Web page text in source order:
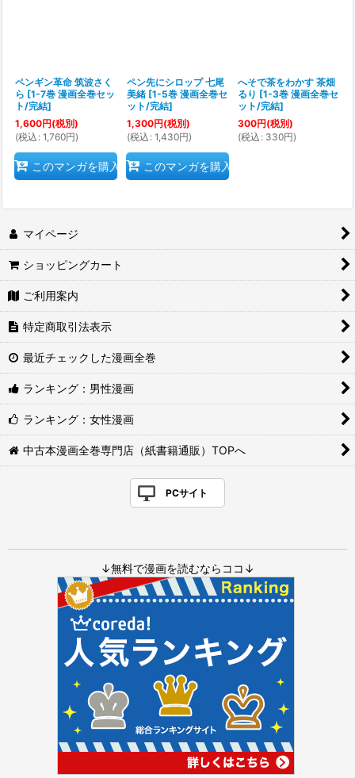
ペンギン革命 筑波さく
ら [1-7巻 漫画全巻セッ
ト/完結]
1,600円(税別)
(税込 : 1,760円)
このマンガを購入
ペン先にシロップ 七尾
美緒 [1-5巻 漫画全巻セ
ット/完結]
1,300円(税別)
(税込 : 1,430円)
このマンガを購入
へそで茶をわかす 茶畑
るり [1-3巻 漫画全巻セ
ット/完結]
300円(税別)
(税込 : 330円)
マイページ
ショッピングカート
ご利用案内
特定商取引法表示
最近チェックした漫画全巻
ランキング：男性漫画
ランキング：女性漫画
中古本漫画全巻専門店（紙書籍通販）TOPへ
PCサイト
↓無料で漫画を読むならココ↓